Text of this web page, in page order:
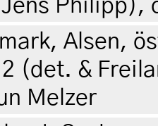
Philipp),
Alsen,
(det. &
Melzer